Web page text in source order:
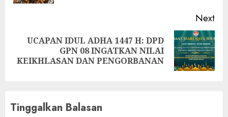
Next
Next
post:
UCAPAN IDUL ADHA 1447 H: DPD
GPN 08 INGATKAN NILAI
KEIKHLASAN DAN PENGORBANAN
Tinggalkan Balasan